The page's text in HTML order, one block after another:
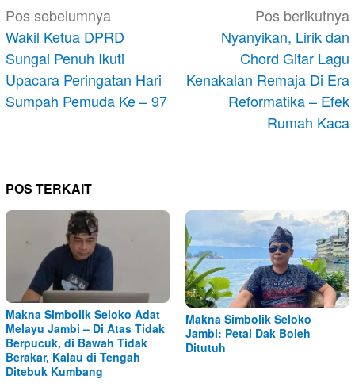
Navigasi
pos
Pos sebelumnya
Wakil Ketua DPRD
Sungai Penuh Ikuti
Upacara Peringatan Hari
Sumpah Pemuda Ke – 97
Pos berikutnya
Nyanyikan, Lirik dan
Chord Gitar Lagu
Kenakalan Remaja Di Era
Reformatika – Efek
Rumah Kaca
POS TERKAIT
Makna Simbolik Seloko Adat
Melayu Jambi – Di Atas Tidak
Berpucuk, di Bawah Tidak
Berakar, Kalau di Tengah
Ditebuk Kumbang
Makna Simbolik Seloko
Jambi: Petai Dak Boleh
Ditutuh